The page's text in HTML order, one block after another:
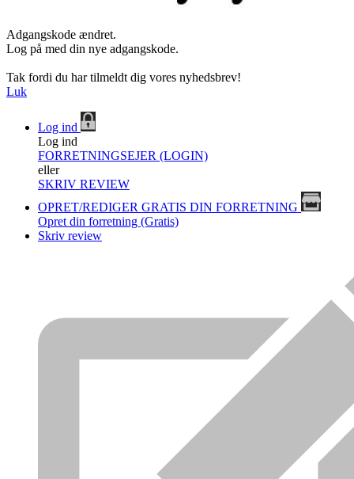
Adgangskode ændret.
Log på med din nye adgangskode.
Tak fordi du har tilmeldt dig vores nyhedsbrev!
Luk
Log ind
Log ind
FORRETNINGSEJER (LOGIN)
eller
SKRIV REVIEW
OPRET/REDIGER GRATIS DIN FORRETNING
Opret din forretning (Gratis)
Skriv review